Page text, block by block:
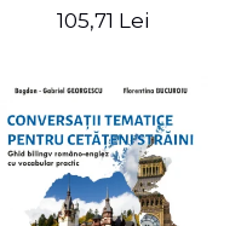
English-German
105,71 Lei